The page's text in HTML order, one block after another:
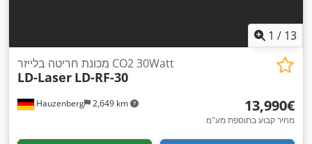
1 / 13
Hauzenberg 2,649 km
מכונת חריטה בלייזר CO2 30Watt
LD-Laser LD-RF-30
‏13,990 ‏€
מחיר קבוע בתוספת מע"מ